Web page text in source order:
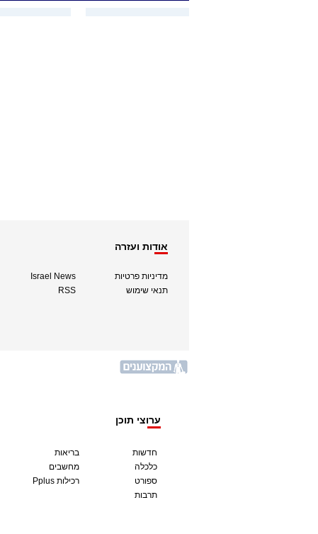
אודות ועזרה
מדיניות פרטיות
תנאי שימוש
Israel News
RSS
ערוצי תוכן
חדשות
כלכלה
ספורט
תרבות
בריאות
מחשבים
Pplus רכילות